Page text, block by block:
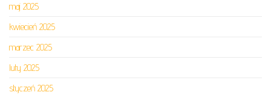
maj 2025
kwiecień 2025
marzec 2025
luty 2025
styczeń 2025